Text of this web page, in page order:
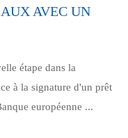
AVEC UN
étape dans la
à la signature d'un prêt
européenne ...